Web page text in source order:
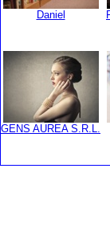
Daniel
GENS AUREA S.R.L.